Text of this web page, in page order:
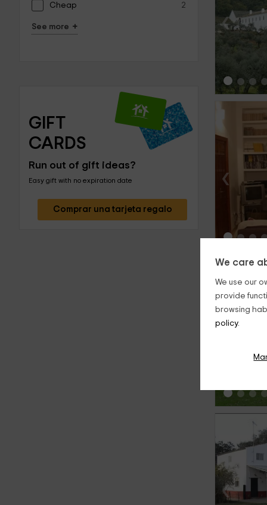
We care
We use our
provide
browsing
policy.
Cheap 2
See more +
GIFT
CARDS
Run out of gift ideas?
Easy gift with no expiration date
Comprar una tarjeta regalo
‹
‹
‹
‹